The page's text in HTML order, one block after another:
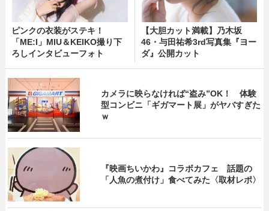
ピンクの衣装がステキ！
「ME:I」MIU＆KEIKO撮り下
ろしインタビューフォト
【大胆カット満載】乃木坂
46・与田祐希3rd写真集『ヨー
ダ』公開カット
カメラに映らなければ“盗み”OK！ 体験
型コンビニ「ギガマート展」がヤバすぎた
ｗ
『映画ちいかわ』コラボカフェ 話題の
「人魚の煮付け」食べてみた〈取材レポ〉